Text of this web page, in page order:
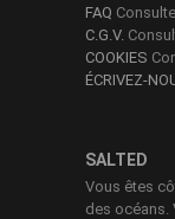
SALTED
Vous êtes
des océans.
FAQ
C.G.V.
COOKIES
ÉCRIVEZ-